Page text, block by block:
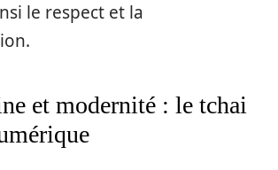
le respect et la
et modernité : le tchai